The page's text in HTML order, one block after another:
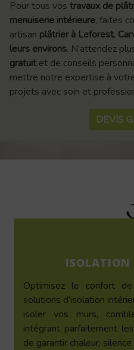
Pour tous vos travaux de
menuiserie intérieure, faites
artisan plâtrier à Leforest,
leurs environs. N’attendez
gratuit et de conseils
mettre notre expertise à
projets avec soin et
DEVIS
ISOLATION
Optimisez le confort
solutions d’isolation
isoler vos murs,
intégrant parfaitement
de garantir chaleur,